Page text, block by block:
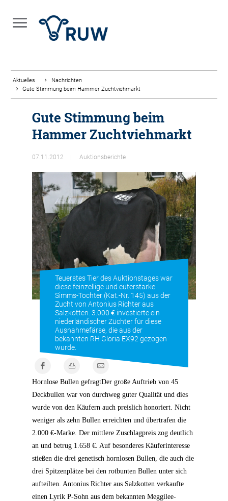
Aktuelles
Nachrichten
Gute Stimmung beim Hammer Zuchtviehmarkt
Gute Stimmung beim
Hammer Zuchtviehmarkt
07.11.2012 Auktionsberichte
Teuerstes Tier des Auktionstages war
diese feinzellige und euterstarke
Simms-Tochter (Kat.-Nr. 145) aus der
Zucht von Antonius Richter aus
Salzkotten. 3.000 € investierte ein
niederländischer Züchter für diese
Ausnahmefärse, die aus der
bekannten RH Gloria EX92 gezogen
wurde.
Hornlose Bullen gefragtDer große Auftrieb von 45
Deckbullen war von durchweg guter Qualität und dies
wurde von den Käufern auch preislich honoriert. Nicht
weniger als zehn Bullen erreichten und übertrafen die
2.000 €-Marke. Der mittlere Zuschlagpreis zog deutlich
an und betrug 1.658 €. Auf besonderes Käuferinteresse
stießen die drei genetisch hornlosen Bullen, die auch die
drei Spitzenplätze bei den rotbunten Bullen unter sich
aufteilten. Antonius Richter aus Salzkotten verkaufte
einen Lyrik P-Sohn aus dem bekannten Meggilee-